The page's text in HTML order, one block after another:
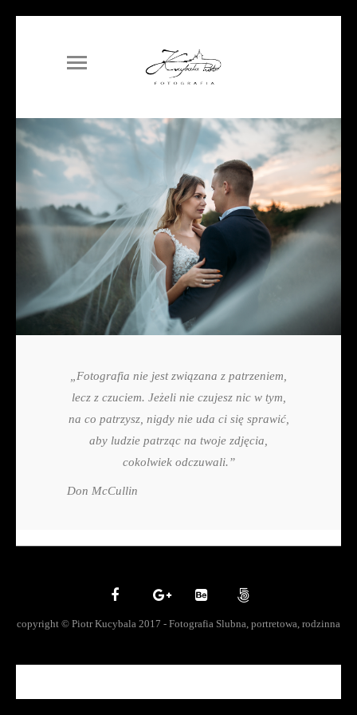
„Fotografia nie jest związana z patrzeniem,
lecz z czuciem. Jeżeli nie czujesz nic w tym,
na co patrzysz, nigdy nie uda ci się sprawić,
aby ludzie patrząc na twoje zdjęcia,
cokolwiek odczuwali.”
Don McCullin
copyright © Piotr Kucybala 2017 - Fotografia Slubna, portretowa, rodzinna